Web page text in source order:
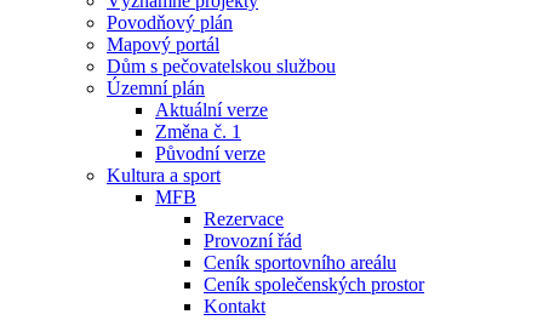
Povodňový plán
Mapový portál
Dům s pečovatelskou službou
Územní plán
Aktuální verze
Změna č. 1
Původní verze
Kultura a sport
MFB
Rezervace
Provozní řád
Ceník sportovního areálu
Ceník společenských prostor
Kontakt